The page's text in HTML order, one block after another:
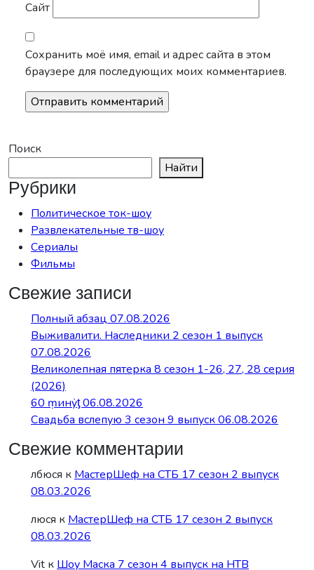
Сайт
Сохранить моё имя, email и адрес сайта в этом
браузере для последующих моих комментариев.
Поиск
Найти
Рубрики
Политическое ток-шоу
Развлекательные тв-шоу
Сериалы
Фильмы
Свежие записи
Полный абзац 07.08.2026
Выживалити. Наследники 2 сезон 1 выпуск
07.08.2026
Великолепная пятерка 8 сезон 1-26, 27, 28 серия
(2026)
60 ṃинẏƫ 06.08.2026
Свадьба вслепую 3 сезон 9 выпуск 06.08.2026
Свежие комментарии
лбюся к МастерШеф на СТБ 17 сезон 2 выпуск
08.03.2026
люся к МастерШеф на СТБ 17 сезон 2 выпуск
08.03.2026
Vit к Шоу Маска 7 сезон 4 выпуск на НТВ